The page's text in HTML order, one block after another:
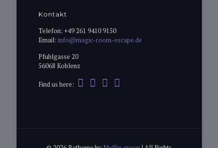
Kontakt
Telefon: +49 261 9410 9150
Email: info@magic-room-escape.de
Pfuhlgasse 20
56068 Koblenz
Find us here: